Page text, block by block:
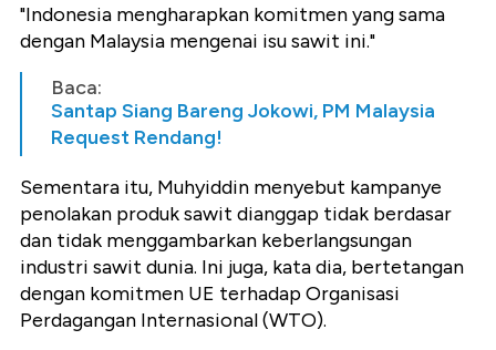
"Indonesia mengharapkan komitmen yang sama
dengan Malaysia mengenai isu sawit ini."
Baca:
Santap Siang Bareng Jokowi, PM Malaysia
Request Rendang!
Sementara itu, Muhyiddin menyebut kampanye
penolakan produk sawit dianggap tidak berdasar
dan tidak menggambarkan keberlangsungan
industri sawit dunia. Ini juga, kata dia, bertetangan
dengan komitmen UE terhadap Organisasi
Perdagangan Internasional (WTO).